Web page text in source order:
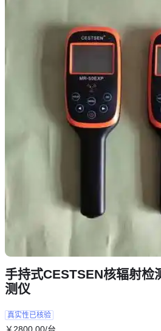
手持式CESTSEN核辐射检
测仪
真实性已核验
￥ 2800 .00/台